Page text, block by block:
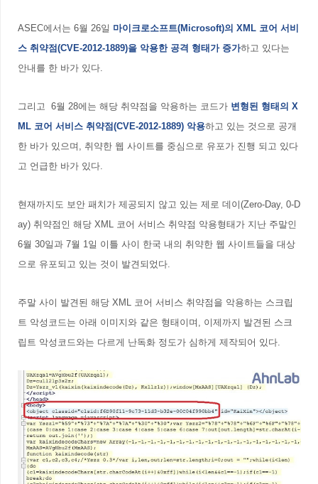
ASEC에서는 6월 26일 마이크로소프트(Microsoft)의 XML 코어 서비
스 취약점(CVE-2012-1889)을 악용한 공격 형태가 증가하고 있다는
안내를 한 바가 있다.
그리고 6월 28에는 해당 취약점을 악용하는 코드가 변형된 형태의 X
ML 코어 서비스 취약점(CVE-2012-1889) 악용하고 있는 것으로 공개
한 바가 있으며, 취약한 웹 사이트를 중심으로 유포가 진행 되고 있다
고 언급한 바가 있다.
현재까지도 보안 패치가 제공되지 않고 있는 제로 데이(Zero-Day, 0-D
ay) 취약점인 해당 XML 코어 서비스 취약점 악용형태가 지난 주말인
6월 30일과 7월 1일 이틀 사이 한국 내의 취약한 웹 사이트들을 대상
으로 유포되고 있는 것이 발견되었다.
주말 사이 발견된 해당 XML 코어 서비스 취약점을 악용하는 스크립
트 악성코드는 아래 이미지 와 같은 형태이며, 이제까지 발견된 스크
립트 악성코드와는 다르게 난독화 정도가 심하게 제작되어 있다.